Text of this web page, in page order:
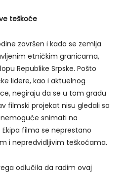
teškoće
završen i kada se zemlja
etničkim granicama,
Republike Srpske. Pošto
lidere, kao i aktuelnog
negiraju da se u tom gradu
filmski projekat nisu gledali sa
snimati na
filma se neprestano
i nepredvidljivim teškoćama.
odlučila da radim ovaj